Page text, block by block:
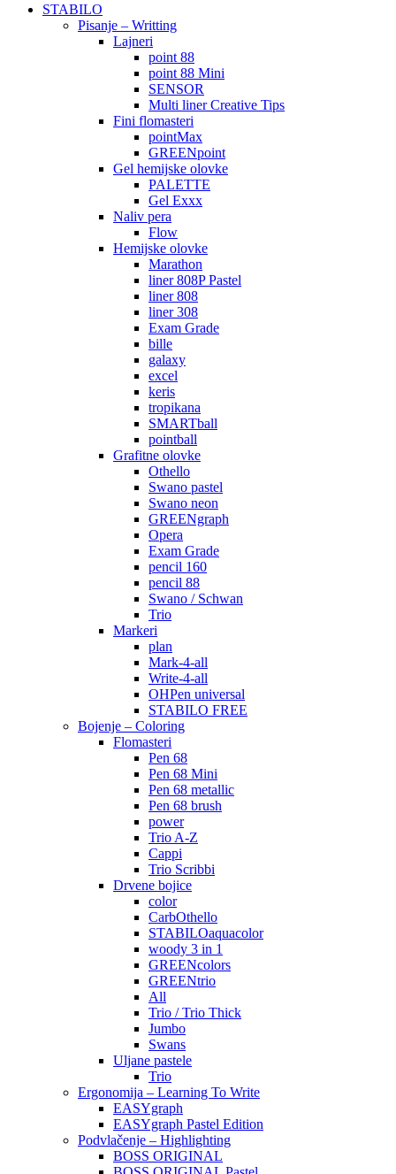
STABILO
Pisanje – Writting
Lajneri
point 88
point 88 Mini
SENSOR
Multi liner Creative Tips
Fini flomasteri
pointMax
GREENpoint
Gel hemijske olovke
PALETTE
Gel Exxx
Naliv pera
Flow
Hemijske olovke
Marathon
liner 808P Pastel
liner 808
liner 308
Exam Grade
bille
galaxy
excel
keris
tropikana
SMARTball
pointball
Grafitne olovke
Othello
Swano pastel
Swano neon
GREENgraph
Opera
Exam Grade
pencil 160
pencil 88
Swano / Schwan
Trio
Markeri
plan
Mark-4-all
Write-4-all
OHPen universal
STABILO FREE
Bojenje – Coloring
Flomasteri
Pen 68
Pen 68 Mini
Pen 68 metallic
Pen 68 brush
power
Trio A-Z
Cappi
Trio Scribbi
Drvene bojice
color
CarbOthello
STABILOaquacolor
woody 3 in 1
GREENcolors
GREENtrio
All
Trio / Trio Thick
Jumbo
Swans
Uljane pastele
Trio
Ergonomija – Learning To Write
EASYgraph
EASYgraph Pastel Edition
Podvlačenje – Highlighting
BOSS ORIGINAL